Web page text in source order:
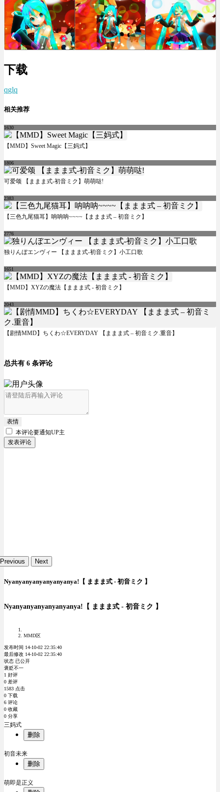
下载
qglq
相关推荐
1630
【MMD】Sweet Magic【三妈式】
1806
可爱颂 【ままま式-初音ミク】萌萌哒!
2383
【三色九尾猫耳】呐呐呐~~~~【ままま式 – 初音ミク】
2776
独りんぼエンヴィー 【ままま式-初音ミク】小工口歌
1651
【MMD】XYZの魔法【ままま式 - 初音ミク】
2043
【剧情MMD】ちくわ☆EVERYDAY 【ままま式 – 初音ミク.重音】
总共有 6 条评论
表情
本评论要通知UP主
发表评论
Previous Next
Nyanyanyanyanyanyanya!【 ままま式 - 初音ミク 】
Nyanyanyanyanyanyanya!【 ままま式 - 初音ミク 】
MMD区
发布时间 14-10-02 22:35:40
最后修改 14-10-02 22:35:40
状态 已公开
褒贬不一
1 好评
0 差评
1583 点击
0 下载
6 评论
0 收藏
0 分享
三妈式
删除
初音未来
删除
萌即是正义